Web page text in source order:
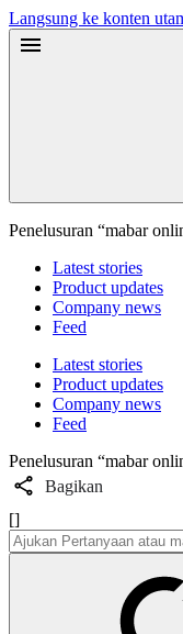
Langsung ke konten
Penelusuran “mabar
Latest stories
Product updates
Company news
Feed
Latest stories
Product updates
Company news
Feed
Penelusuran “mabar
Bagikan
[]